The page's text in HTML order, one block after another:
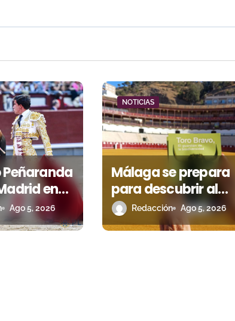
en
premio
en
Ago 5, 2026
NOTICIAS
Málaga se prepara
para descubrir al
toro bravo como
guardián de la
Redacción Ago 5, 2026